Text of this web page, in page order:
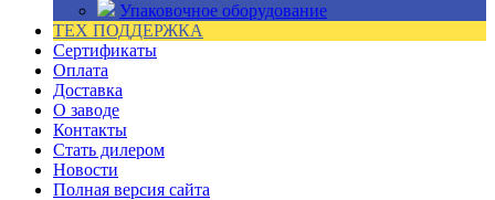
Упаковочное оборудование
ТЕХ ПОДДЕРЖКА
Сертификаты
Оплата
Доставка
О заводе
Контакты
Стать дилером
Новости
Полная версия сайта